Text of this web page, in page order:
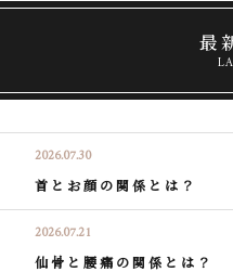
最
2026.07.30
首とお顔の関係とは？
2026.07.21
仙骨と腰痛の関係とは？